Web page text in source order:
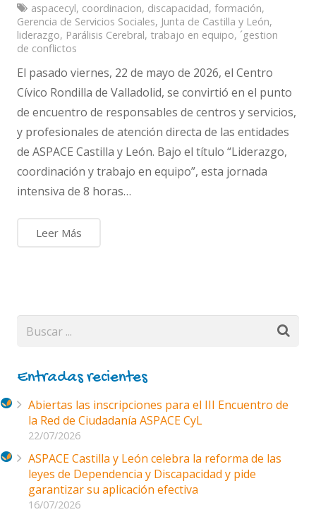
aspacecyl, coordinacion, discapacidad, formación,
Gerencia de Servicios Sociales, Junta de Castilla y León,
liderazgo, Parálisis Cerebral, trabajo en equipo, ´gestion
de conflictos
El pasado viernes, 22 de mayo de 2026, el Centro
Cívico Rondilla de Valladolid, se convirtió en el punto
de encuentro de responsables de centros y servicios,
y profesionales de atención directa de las entidades
de ASPACE Castilla y León. Bajo el título “Liderazgo,
coordinación y trabajo en equipo”, esta jornada
intensiva de 8 horas…
Leer Más
Entradas recientes
Abiertas las inscripciones para el III Encuentro de
la Red de Ciudadanía ASPACE CyL
22/07/2026
ASPACE Castilla y León celebra la reforma de las
leyes de Dependencia y Discapacidad y pide
garantizar su aplicación efectiva
16/07/2026